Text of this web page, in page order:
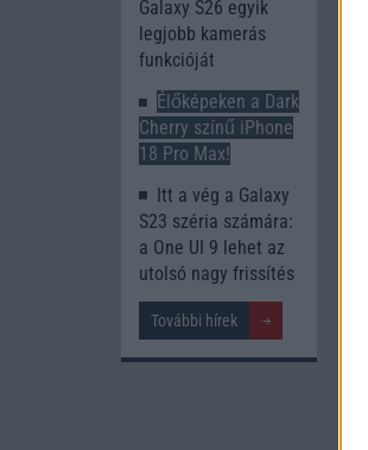
Galaxy S26 egyik
legjobb kamerás
funkcióját
Élőképeken a Dark
Cherry színű iPhone
18 Pro Max!
Itt a vég a Galaxy
S23 széria számára:
a One UI 9 lehet az
utolsó nagy frissítés
További hírek